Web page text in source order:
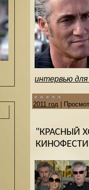
интервью для
2011 год
"КРАСНЫЙ